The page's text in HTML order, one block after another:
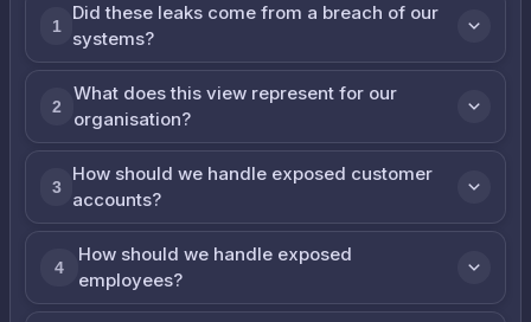
1
Did these leaks come from a breach of our
systems?
2
What does this view represent for our
organisation?
3
How should we handle exposed customer
accounts?
4
How should we handle exposed
employees?